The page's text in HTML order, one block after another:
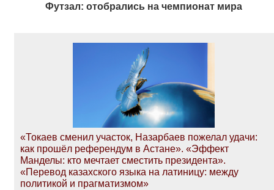
Футзал: отобрались на чемпионат мира
«Токаев сменил участок, Назарбаев пожелал удачи:
как прошёл референдум в Астане». «Эффект
Манделы: кто мечтает сместить президента».
«Перевод казахского языка на латиницу: между
политикой и прагматизмом»